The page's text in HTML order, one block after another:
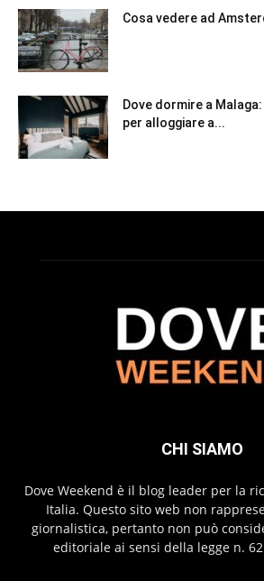
Cosa vedere ad
Dove dormire a
per alloggiare a...
CHI SIAMO
Dove Weekend è il blog leader per la
Italia. Questo sito web non
giornalistica, pertanto non può
editoriale ai sensi della legge n.